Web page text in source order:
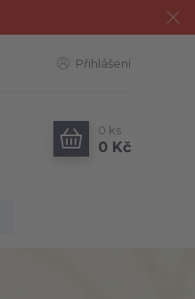
Přihlášení
0 ks
0 Kč